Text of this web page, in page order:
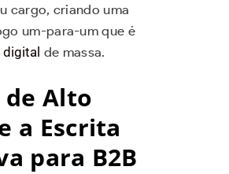
cargo, criando uma
um-para-um que é
digital de massa.
Alto
a Escrita
para B2B